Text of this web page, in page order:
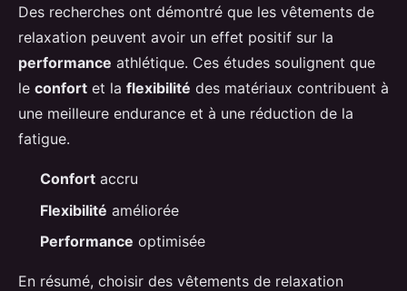
Des recherches ont démontré que les vêtements de
relaxation peuvent avoir un effet positif sur la
performance athlétique. Ces études soulignent que
le confort et la flexibilité des matériaux contribuent à
une meilleure endurance et à une réduction de la
fatigue.
Confort accru
Flexibilité améliorée
Performance optimisée
En résumé, choisir des vêtements de relaxation